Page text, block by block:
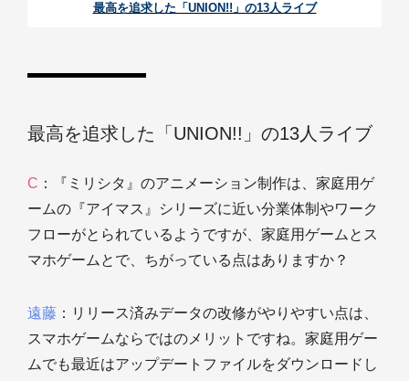
最高を追求した「UNION!!」の13人ライブ
最高を追求した「UNION!!」の13人ライブ
C ：『ミリシタ』のアニメーション制作は、家庭用ゲ
ームの『アイマス』シリーズに近い分業体制やワーク
フローがとられているようですが、家庭用ゲームとス
マホゲームとで、ちがっている点はありますか？
遠藤 ：リリース済みデータの改修がやりやすい点は、
スマホゲームならではのメリットですね。家庭用ゲー
ムでも最近はアップデートファイルをダウンロードし